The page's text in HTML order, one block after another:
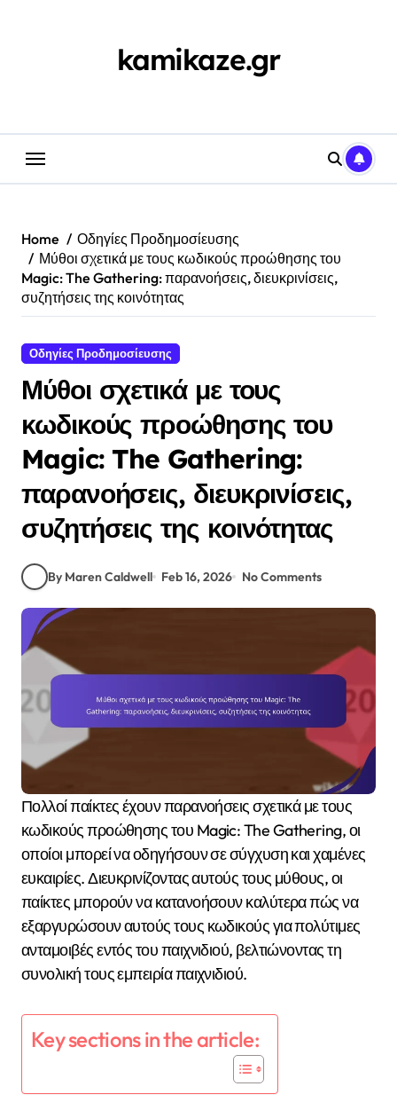
kamikaze.gr
Home
Οδηγίες Προδημοσίευσης
Μύθοι σχετικά με τους κωδικούς προώθησης του
Magic: The Gathering: παρανοήσεις, διευκρινίσεις,
συζητήσεις της κοινότητας
Οδηγίες Προδημοσίευσης
Μύθοι σχετικά με τους
κωδικούς προώθησης του
Magic: The Gathering:
παρανοήσεις, διευκρινίσεις,
συζητήσεις της κοινότητας
By Maren Caldwell Feb 16, 2026 No Comments
Πολλοί παίκτες έχουν παρανοήσεις σχετικά με τους
κωδικούς προώθησης του Magic: The Gathering, οι
οποίοι μπορεί να οδηγήσουν σε σύγχυση και χαμένες
ευκαιρίες. Διευκρινίζοντας αυτούς τους μύθους, οι
παίκτες μπορούν να κατανοήσουν καλύτερα πώς να
εξαργυρώσουν αυτούς τους κωδικούς για πολύτιμες
ανταμοιβές εντός του παιχνιδιού, βελτιώνοντας τη
συνολική τους εμπειρία παιχνιδιού.
Key sections in the article: